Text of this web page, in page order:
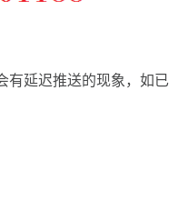
有延迟推送的现象，如已